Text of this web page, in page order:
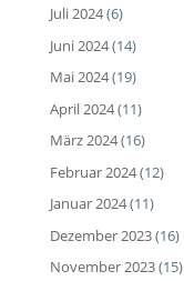
Juli 2024(6)
Juni 2024(14)
Mai 2024(19)
April 2024(11)
März 2024(16)
Februar 2024(12)
Januar 2024(11)
Dezember 2023(16)
November 2023(15)